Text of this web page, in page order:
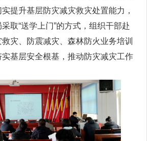
提升基层防灾减灾救灾处置能力，
取“送学上门”的方式，组织干部赴
灾、防震减灾、森林防火业务培训
基层安全根基，推动防灾减灾工作